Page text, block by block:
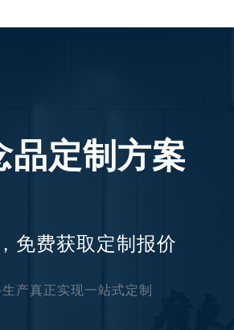
品定制方案
免费获取定制报价
产真正实现一站式定制